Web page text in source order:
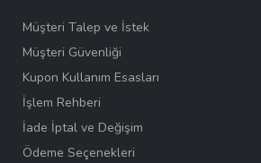
Müşteri Talep ve İstek
Müşteri Güvenliği
Kupon Kullanım Esasları
İşlem Rehberi
İade İptal ve Değişim
Ödeme Seçenekleri